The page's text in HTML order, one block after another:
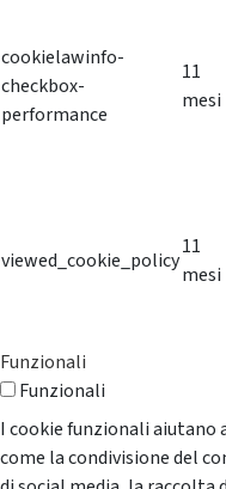
cookielawinfo-
checkbox-
performance
11
mesi
viewed_cookie_policy
11
mesi
Funzionali
Funzionali
I cookie funzionali aiutano
come la condivisione del